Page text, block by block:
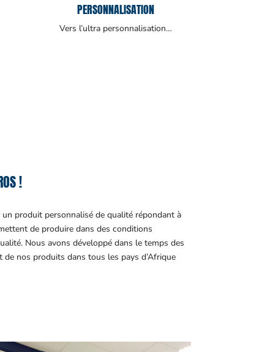
PERSONNALISATION
Vers l’ultra personnalisation…
!
produit personnalisé de qualité répondant à
de produire dans des conditions
Nous avons développé dans le temps des
de nos produits dans tous les pays d’Afrique